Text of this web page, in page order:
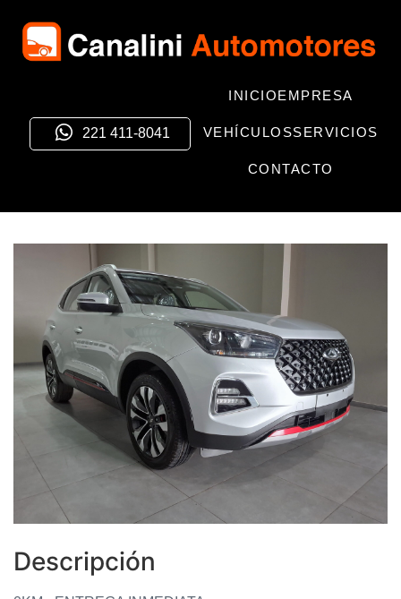
INICIOEMPRESA
VEHÍCULOSSERVICIOS
CONTACTO
221 411-8041
Descripción